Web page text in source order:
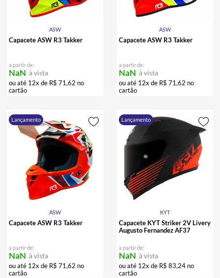
ASW
Capacete ASW R3 Takker
a partir de:
NaN à vista
ou até 12x de R$ 71,62 no
cartão
ASW
Capacete ASW R3 Takker
a partir de:
NaN à vista
ou até 12x de R$ 71,62 no
cartão
Lançamento
ASW
Capacete ASW R3 Takker
a partir de:
NaN à vista
ou até 12x de R$ 71,62 no
cartão
Lançamento
KYT
Capacete KYT Striker 2V Livery
Augusto Fernandez AF37
a partir de:
NaN à vista
ou até 12x de R$ 83,24 no
cartão